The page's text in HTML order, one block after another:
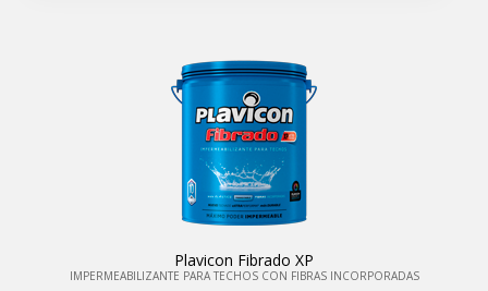
Plavicon Fibrado XP
IMPERMEABILIZANTE PARA TECHOS CON FIBRAS INCORPORADAS